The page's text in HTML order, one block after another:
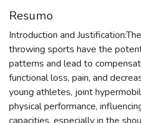
Resumo
Introduction and
throwing sports have the
patterns and lead to
functional loss, pain, and
young athletes, joint
physical performance,